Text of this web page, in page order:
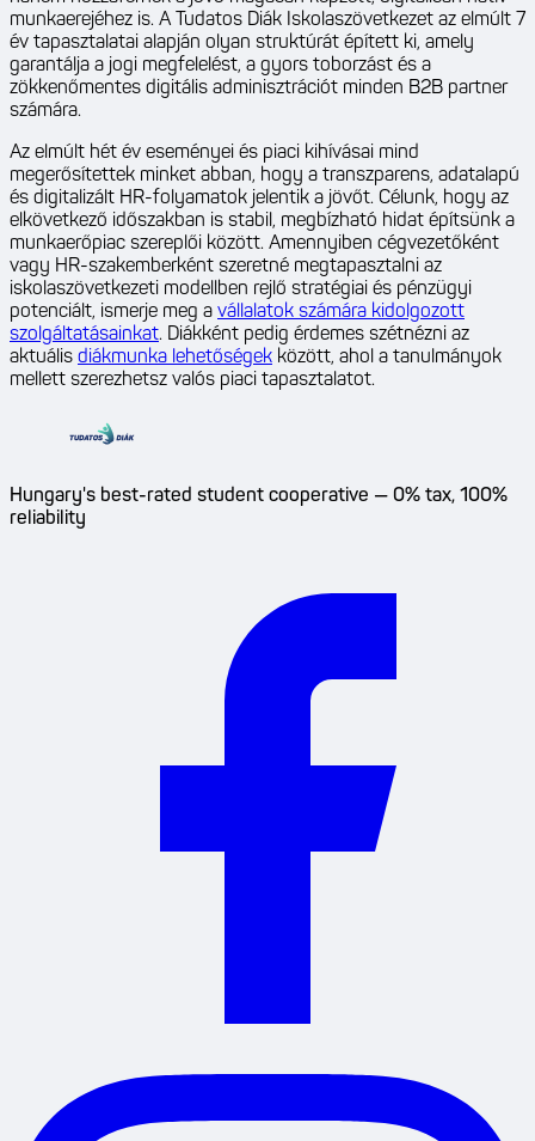
munkaerejéhez is. A Tudatos Diák Iskolaszövetkezet az elmúlt 7
év tapasztalatai alapján olyan struktúrát épített ki, amely
garantálja a jogi megfelelést, a gyors toborzást és a
zökkenőmentes digitális adminisztrációt minden B2B partner
számára.
Az elmúlt hét év eseményei és piaci kihívásai mind
megerősítettek minket abban, hogy a transzparens, adatalapú
és digitalizált HR-folyamatok jelentik a jövőt. Célunk, hogy az
elkövetkező időszakban is stabil, megbízható hidat építsünk a
munkaerőpiac szereplői között. Amennyiben cégvezetőként
vagy HR-szakemberként szeretné megtapasztalni az
iskolaszövetkezeti modellben rejlő stratégiai és pénzügyi
potenciált, ismerje meg a vállalatok számára kidolgozott
szolgáltatásainkat. Diákként pedig érdemes szétnézni az
aktuális diákmunka lehetőségek között, ahol a tanulmányok
mellett szerezhetsz valós piaci tapasztalatot.
Hungary's best-rated student cooperative — 0% tax, 100%
reliability